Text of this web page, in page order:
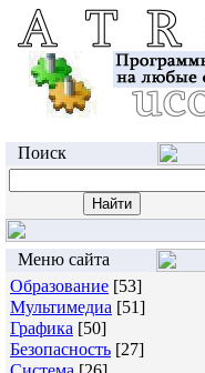
Поиск
Меню сайта
Образование [53]
Мультимедиа [51]
Графика [50]
Безопасность [27]